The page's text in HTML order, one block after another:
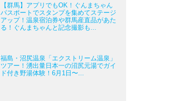
【群馬】アプリでもOK！ぐんまちゃん
パスポートでスタンプを集めてステージ
アップ！温泉宿泊券や群馬産直品があた
る！ぐんまちゃんと記念撮影も...
福島・沼尻温泉「エクストリーム温泉」
ツアー！湧出量日本一の沼尻元湯でガイ
ド付き野湯体験！6月1日〜...